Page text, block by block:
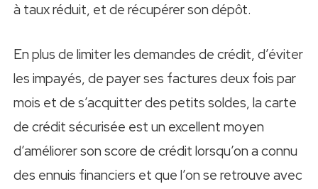
à taux réduit, et de récupérer son dépôt.
En plus de limiter les demandes de crédit, d’éviter
les impayés, de payer ses factures deux fois par
mois et de s’acquitter des petits soldes, la carte
de crédit sécurisée est un excellent moyen
d’améliorer son score de crédit lorsqu’on a connu
des ennuis financiers et que l’on se retrouve avec